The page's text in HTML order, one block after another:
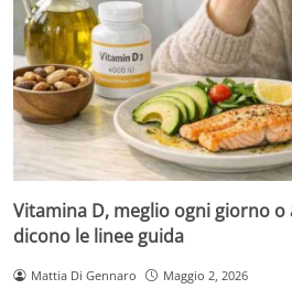
Vitamina D, meglio ogni giorno o
dicono le linee guida
Mattia Di Gennaro Maggio 2, 2026